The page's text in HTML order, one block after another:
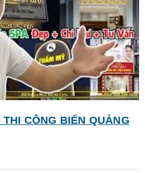
CÔNG BIỂN QUẢNG